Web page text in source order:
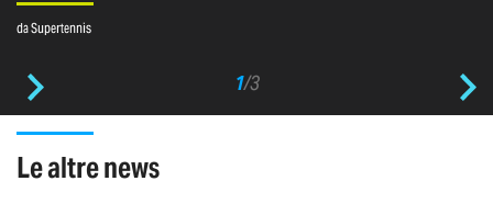
da Supertennis
1/3
le altre news